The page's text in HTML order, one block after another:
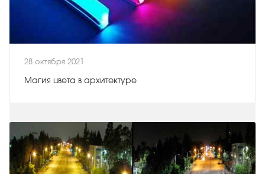
28 октября 2021
Магия цвета в архитектуре